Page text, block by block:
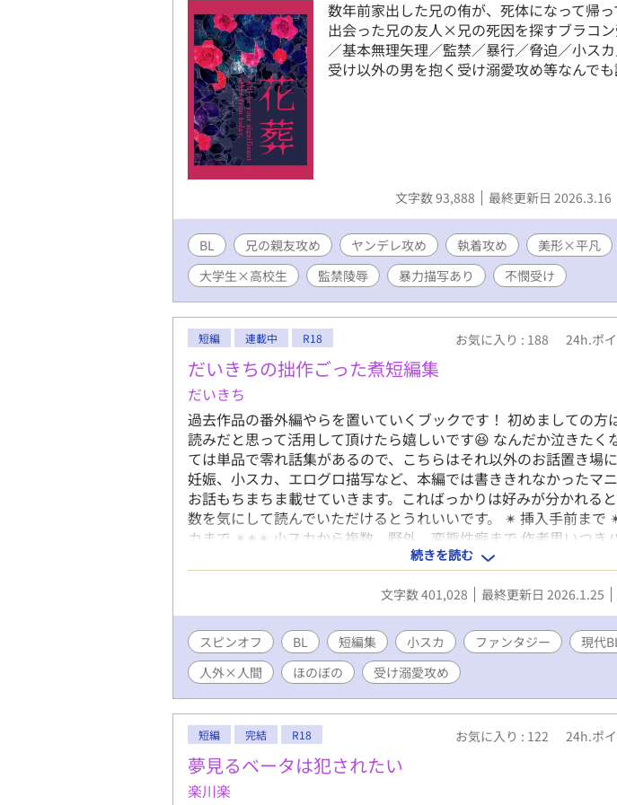
数年前家出した兄の侑が、死体になって帰
出会った兄の友人×兄の死因を探すブラコ
／基本無理矢理／監禁／暴行／脅迫／小ス
受け以外の男を抱く受け溺愛攻め等なんでも
文字数 93,888 最終更新日 2026.3.16
BL 兄の親友攻め ヤンデレ攻め 執着攻め
美形×平凡
大学生×高校生
監禁陵辱 暴力描写あり 不憫受け
短編 連載中 R18 お気に入り : 188 24h.ポ
だいきちの拙作ごった煮短編集
だいきち
過去作品の番外編やらを置いていくブックです！ 初めましての方
読みだと思って活用して頂けたら嬉しいです😆 なんだか泣きたく
ては単品で零れ話集があるので、こちらはそれ以外のお話置き場
妊娠、小スカ、エログロ描写など、本編では書ききれなかったマ
お話もちまちま載せていきます。こればっかりは好みが分かれる
数を気にして読んでいただけるとうれいいです。 ✴︎ 挿入手前まで
カまで ✴︎✴︎✴︎ 小スカから複数、野外、変態性癖まで 作者思いつき
ロスオーバーなんかも書いていければなあと思っています。 リク
中、よろしければ感想欄に作品名とリクエストを書いていただけ
更新していきます。 もしかしたらここから生まれる新たなお話も
なあと思いつつ、よければお付き合いいただければ幸いです。 過
きたくなってきた（別途こぼれ話集を更新） これは百貨店での俺
無しの龍は愛されたい ヤンキー、お山の総大将に拾われる、~理不
押し付けてきた件について~ こっち向いて、運命 アイデンティティ
が、勇者とその弟に愛されてそれなりに幸せです（更新停止中）
総大将に拾われる2~お騒がせ若天狗は白兎にご執心~ 改稿版これ
の話なんだけど 名無しの龍は愛されたい-鱗の記憶が眠る海- 飲み
レ男と童貞男が人生で初めてのセックスをする話（短編） 守り人
友人の恋が難儀すぎる話（短編） 油彩の箱庭（短編）
続きを読む
文字数 401,028 最終更新日 2026.1.25
スピンオフ BL 短編集 小スカ ファンタジー
現代BL
人外×人間
ほのぼの 受け溺愛攻め
短編 完結 R18 お気に入り : 122 24h.ポ
夢見るベータは犯されたい
楽川楽